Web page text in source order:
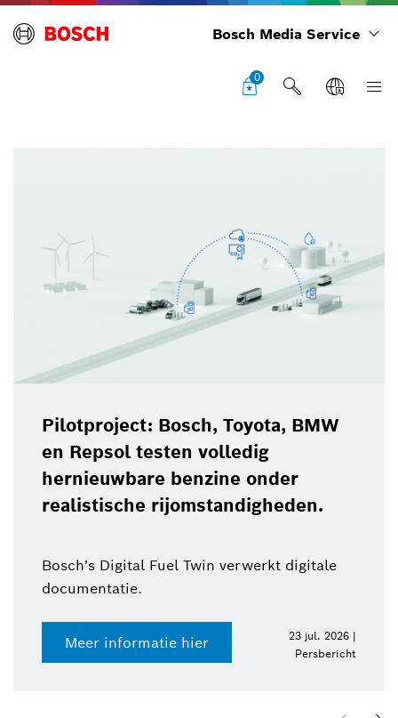
Bosch Media Service
0
Pilotproject: Bosch, Toyota, BMW
en Repsol testen volledig
hernieuwbare benzine onder
realistische rijomstandigheden.
Bosch's Digital Fuel Twin verwerkt digitale
documentatie.
Meer informatie hier
23 jul. 2026 |
Persbericht